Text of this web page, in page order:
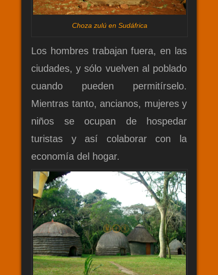
Choza zulú en Sudáfrica
Los hombres trabajan fuera, en las
ciudades, y sólo vuelven al poblado
cuando pueden permitírselo.
Mientras tanto, ancianos, mujeres y
niños se ocupan de hospedar
turistas y así colaborar con la
economía del hogar.